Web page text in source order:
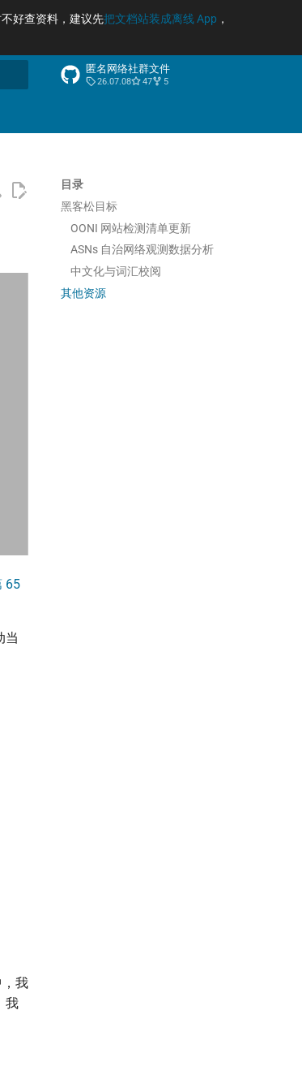
好查资料，建议先把文档站装成离线 App ，
匿名网络社群文件
26.07.08 47 5
目录
黑客松目标
OONI 网站检测清单更新
ASNs 自治网络观测数据分析
中文化与词汇校阅
其他资源
65
当
我
我